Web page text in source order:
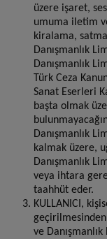
üzere işaret,
umuma iletim
kiralama,
Danışmanlık
Danışmanlık
Türk Ceza
Sanat Eserleri
başta olmak
Danışmanlık
kalmak üzere,
Danışmanlık
veya ihtara
taahhüt eder.
KULLANICI,
ve